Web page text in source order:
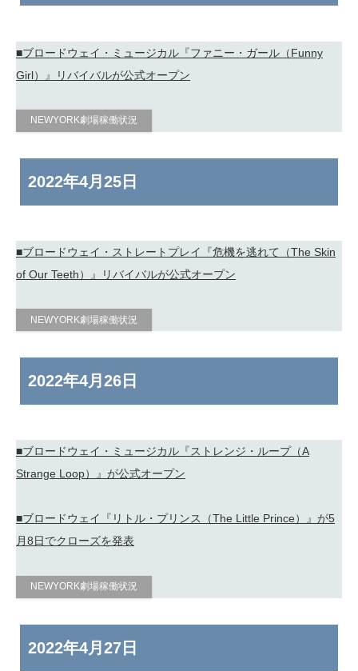
■ブロードウェイ・ミュージカル『ファニー・ガール（Funny
Girl）』リバイバルが公式オープン
NEWYORK劇場稼働状況
2022年4月25日
■ブロードウェイ・ストレートプレイ『危機を逃れて（The Skin
of Our Teeth）』リバイバルが公式オープン
NEWYORK劇場稼働状況
2022年4月26日
■ブロードウェイ・ミュージカル『ストレンジ・ループ（A
Strange Loop）』が公式オープン
■ブロードウェイ『リトル・プリンス（The Little Prince）』が5
月8日でクローズを発表
NEWYORK劇場稼働状況
2022年4月27日